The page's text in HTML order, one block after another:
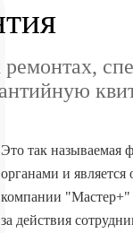
Это так называемая
органами и
компании "Мастер+"
за действия